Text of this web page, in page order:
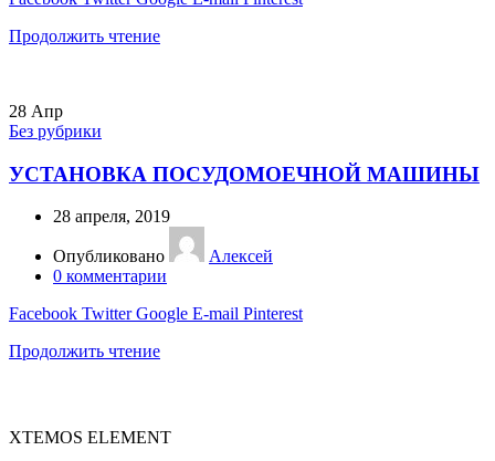
Продолжить чтение
28 Апр
Без рубрики
УСТАНОВКА ПОСУДОМОЕЧНОЙ МАШИНЫ
28 апреля, 2019
Опубликовано
Алексей
0 комментарии
Facebook Twitter Google E-mail Pinterest
Продолжить чтение
XTEMOS ELEMENT